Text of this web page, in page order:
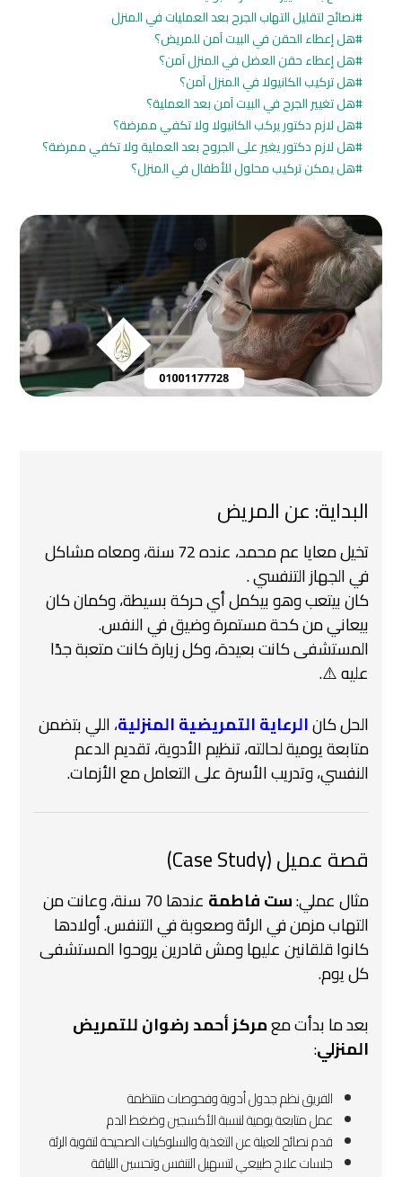
نصائح لتقليل التهاب الجرح بعد العمليات في المنزل
هل إعطاء الحقن في البيت آمن للمريض؟
هل إعطاء حقن العضل في المنزل آمن؟
هل تركيب الكانيولا في المنزل آمن؟
هل تغيير الجرح في البيت آمن بعد العملية؟
هل لازم دكتور يركب الكانيولا ولا تكفي ممرضة؟
هل لازم دكتور يغير على الجروح بعد العملية ولا تكفي ممرضة؟
هل يمكن تركيب محلول للأطفال في المنزل؟
البداية: عن المريض
تخيل معايا عم محمد، عنده 72 سنة، ومعاه مشاكل
في الجهاز التنفسي .
كان بيتعب وهو بيكمل أي حركة بسيطة، وكمان كان
بيعاني من كحة مستمرة وضيق في النفس.
المستشفى كانت بعيدة، وكل زيارة كانت متعبة جدًا
عليه ⚠️.
الحل كانالرعاية التمريضية المنزلية، اللي بتضمن
متابعة يومية لحالته، تنظيم الأدوية، تقديم الدعم
النفسي، وتدريب الأسرة على التعامل مع الأزمات.
قصة عميل (Case Study)
مثال عملي:ست فاطمة
عندها 70 سنة، وعانت من
التهاب مزمن في الرئة وصعوبة في التنفس. أولادها
كانوا قلقانين عليها ومش قادرين يروحوا المستشفى
كل يوم.
بعد ما بدأت معمركز أحمد رضوان للتمريض
المنزلي:
الفريق نظم جدول أدوية وفحوصات منتظمة
عمل متابعة يومية لنسبة الأكسجين وضغط الدم
قدم نصائح للعيلة عن التغذية والسلوكيات الصحيحة لتقوية الرئة
جلسات علاج طبيعي لتسهيل التنفس وتحسين اللياقة